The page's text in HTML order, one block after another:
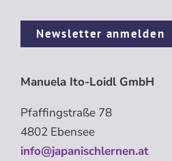
Newsletter anmelden
Manuela Ito-Loidl GmbH
Pfaffingstraße 78
4802 Ebensee
info@japanischlernen.at